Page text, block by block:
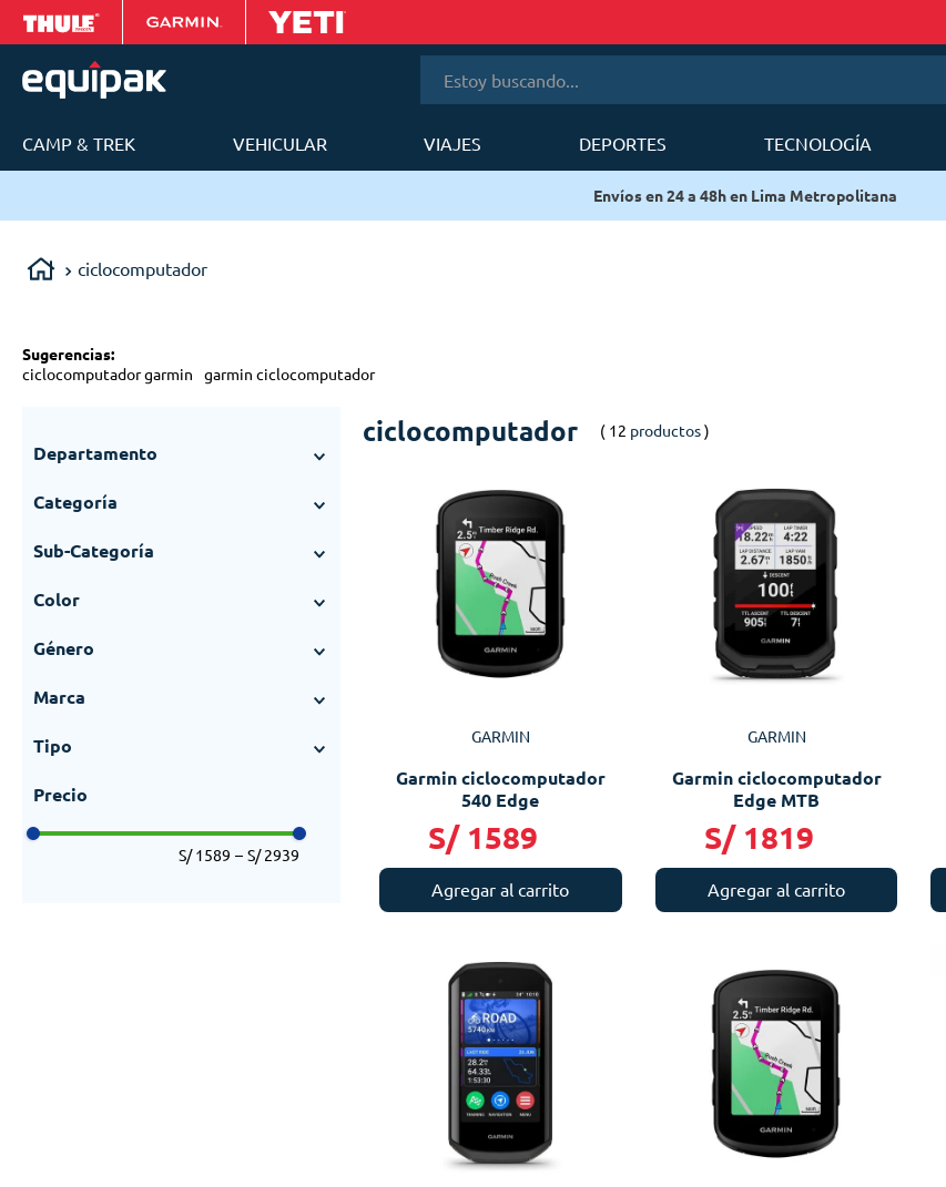
CAMP & TREK VEHICULAR VIAJES DEPORTES TECNOLOGÍA
Envíos en 24 a 48h en Lima Metropolitana
ciclocomputador
Sugerencias:
ciclocomputador garmin
garmin ciclocomputador
Departamento
Deportes
Categoría
12
Sub-Categoría
Ciclocomputadores
Color
Género
Marca
Tipo
Ciclocomputador
S/ 1589 – S/ 2939
ciclocomputador 12 productos
GARMIN
Garmin ciclocomputador
540 Edge
S/ 1589
Agregar al carrito
GARMIN
Garmin ciclocomputador
Edge MTB
S/ 1819
Agregar al carrito
Términos más buscados
mobi garden